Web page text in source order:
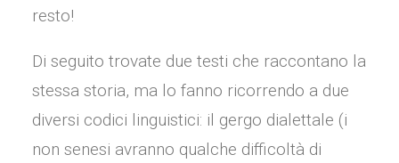
resto!
Di seguito trovate due testi che raccontano la
stessa storia, ma lo fanno ricorrendo a due
diversi codici linguistici: il gergo dialettale (i
non senesi avranno qualche difficoltà di